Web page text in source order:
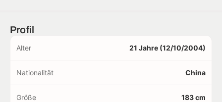
Profil
Alter 21 Jahre (12/10/2004)
Nationalität China
Größe 183 cm